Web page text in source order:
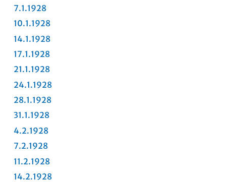
7.1.1928
10.1.1928
14.1.1928
17.1.1928
21.1.1928
24.1.1928
28.1.1928
31.1.1928
4.2.1928
7.2.1928
11.2.1928
14.2.1928